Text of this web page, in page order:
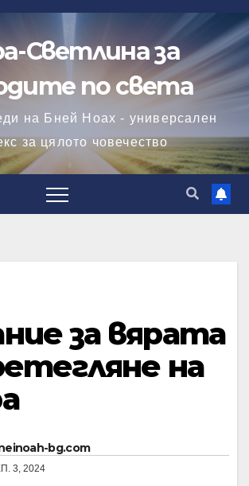
Светлина за
по света
на Бней Ноах - универсален
за цялото човечество
за вярата
на
bg.com
3, 2024